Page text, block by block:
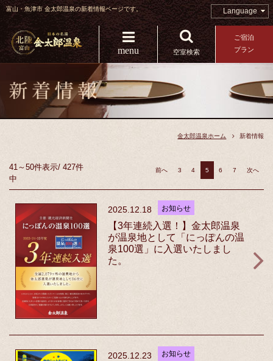
富山・魚津市 金太郎温泉の新着情報ページです。 Language
menu 空室検索
ご宿泊
プラン
金太郎温泉ホーム 新着情報
41～50件表示/ 427件
中
前へ 3 4 5 6 7 次へ
2025.12.18 お知らせ
【3年連続入選！】金太郎温泉
が温泉地として「にっぽんの温
泉100選」に入選いたしまし
た。
2025.12.23 お知らせ